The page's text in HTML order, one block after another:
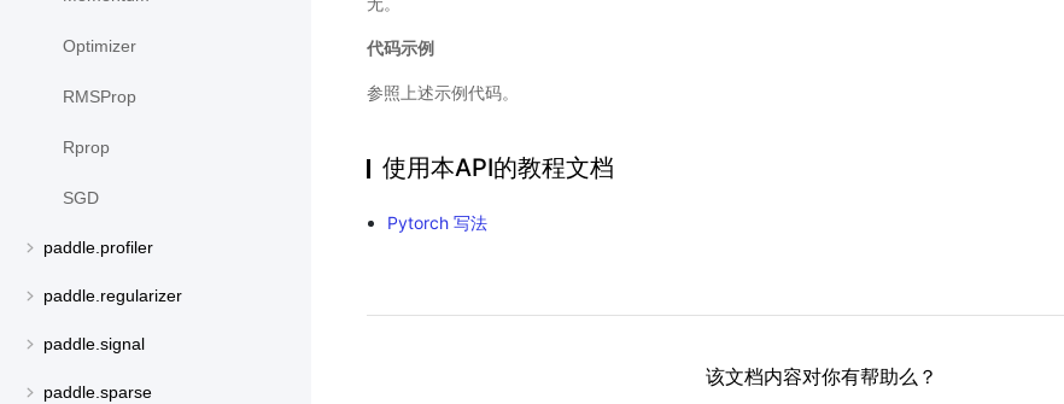
Optimizer
RMSProp
Rprop
SGD
paddle.profiler
paddle.regularizer
paddle.signal
paddle.sparse
代码示例
参照上述示例代码。
使用本API的教程文档
Pytorch 写法
该文档内容对你有帮助么？